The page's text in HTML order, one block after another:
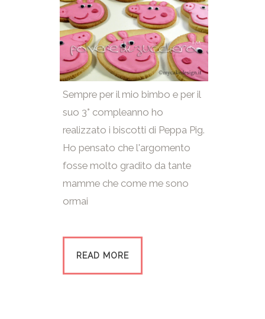
Sempre per il mio bimbo e per il
suo 3° compleanno ho
realizzato i biscotti di Peppa Pig.
Ho pensato che l'argomento
fosse molto gradito da tante
mamme che come me sono
ormai
READ MORE